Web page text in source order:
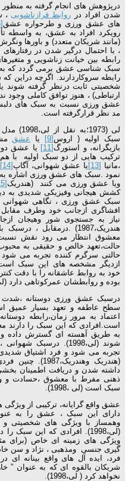
درپژوهش های انجام گرفته به منظور
شدن افراد در روابط فرازناشویی ،
های عشق ورزی و طرحواره عشق[6]
رویکرد افراد به عشق، به واسطه
(مانند شریکان متعدد) و باورها
، با احتمال درگیر شدن در
رابطه بین خیانت زناشویی و
سبک شناسی عشق برمی گردد که به
رابطه سروکاردارند. اگرچه
شخصیتی ثابت درنظر گرفته شوند
ارتباطی) ، هنوز توافق کاملی وجود
عشق ورزی نسبت به سبک های
مد نظر قرارگرفته است.
لی
سبک اولیه ( اروس[9] یا عشق
بازیگرانه، و استورگ[11]
یا عشق
ترکیب هایی از دو سبک اولیه با
،مانیا [13] یا عشق شهوانی، آگاپ[14]
نمود .سبک های عشق ورزی اشاره به
ویا عشق ورزی می کنند (هندریک[15]
سبک عشق ورزی ، نگاهی شهوانی
افشاگری ازجانب خود وطرف مقابل
نیاز به جستجوی شور وهیجان
هندریک،1987) .درمقابل ،
معشوق انتظار می رود نقش نسبت
حالت،تعهد خالص و حقیقی به
حالتی سرگرم کننده تجربه می شود
خود به روابط عاشقانه را با دقت
بوده و روابطشان عمرکوتاهی دارد (لی
درسبک عشق ورزی دوستانه ،شدت
سطح عاطفه و تعهد بسیار عمیق
اعتماد به مرور زمان،رابطه
است.افرادی که این سبک را دارند
به طریق آهسته ای گسترش داده و
شوند (لی،1998).
تجربه می شود و فرد اشتیاق
(هندریک
داشته شدن و دریافت اطمینان
ذهنی مفرط با معشوق ،حسادت و
سبک است (لی ،1998).
عشق واقع گرایانه، ترکیبی از
دارای این سبک ، عشق را به
وهمساز با ویژگی های شخصیتی و
(لی،1998). افرادی که این
ویژگی های زمینه ای خاص (برای
فرد، ایده آل های واقع بینانه ای
شریکان بالقوه ای که به عنوان ”
نخواهد کرد ( لی،1998).